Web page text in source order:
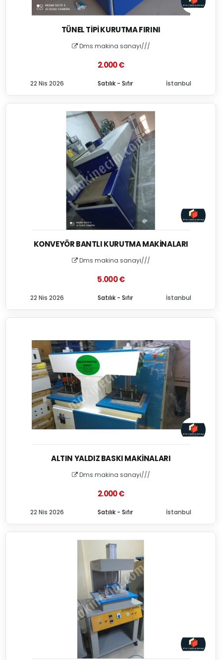
TÜNEL TIPI KURUTMA FIRINI
Dms makina sanayi///
2.000 €
Satılık - Sıfır
22 Nis 2026 İstanbul
KONVEYÖR BANTLI KURUTMA MAKINALARI
Dms makina sanayi///
5.000 €
Satılık - Sıfır
22 Nis 2026 İstanbul
ALTIN YALDIZ BASKI MAKINALARI
Dms makina sanayi///
2.000 €
Satılık - Sıfır
22 Nis 2026 İstanbul